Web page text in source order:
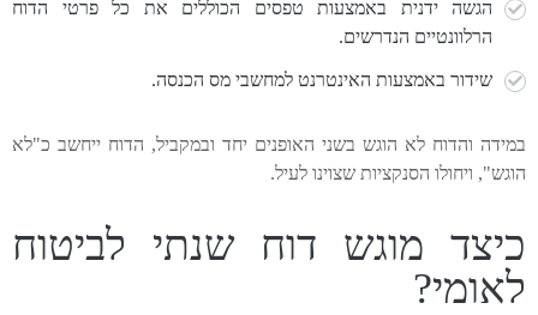
הגשה ידנית באמצעות טפסים הכוללים את כל פרטי הדוח
הרלוונטיים הנדרשים.
שידור באמצעות האינטרנט למחשבי מס הכנסה.
במידה והדוח לא הוגש בשני האופנים יחד ובמקביל, הדוח ייחשב כ"לא
הוגש", ויחולו הסנקציות שצוינו לעיל.
כיצד מוגש דוח שנתי לביטוח
לאומי?